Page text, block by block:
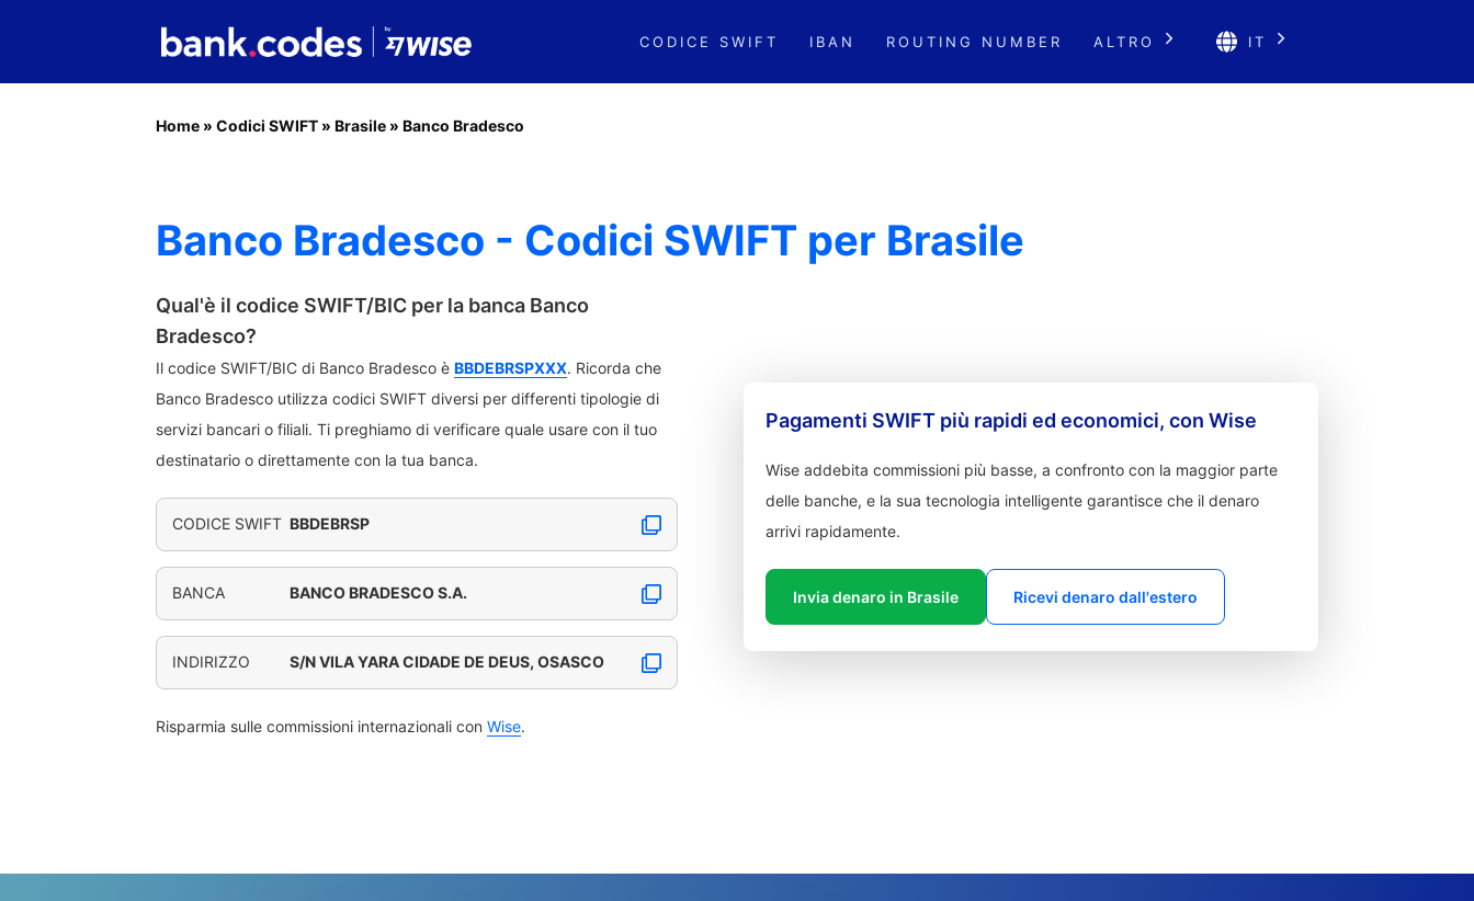
CODICE SWIFT IBAN ROUTING NUMBER ALTRO IT
Home » Codici SWIFT » Brasile » Banco Bradesco
Banco Bradesco - Codici SWIFT per Brasile
Qual'è il codice SWIFT/BIC per la banca Banco
Bradesco?
Il codice SWIFT/BIC di Banco Bradesco è BBDEBRSPXXX. Ricorda che
Banco Bradesco utilizza codici SWIFT diversi per differenti tipologie di
servizi bancari o filiali. Ti preghiamo di verificare quale usare con il tuo
destinatario o direttamente con la tua banca.
CODICE SWIFT BBDEBRSP
BANCA BANCO BRADESCO S.A.
INDIRIZZO S/N VILA YARA CIDADE DE DEUS, OSASCO
Risparmia sulle commissioni internazionali con Wise.
Pagamenti SWIFT più rapidi ed economici, con Wise
Wise addebita commissioni più basse, a confronto con la maggior parte
delle banche, e la sua tecnologia intelligente garantisce che il denaro
arrivi rapidamente.
Invia denaro in Brasile Ricevi denaro dall'estero